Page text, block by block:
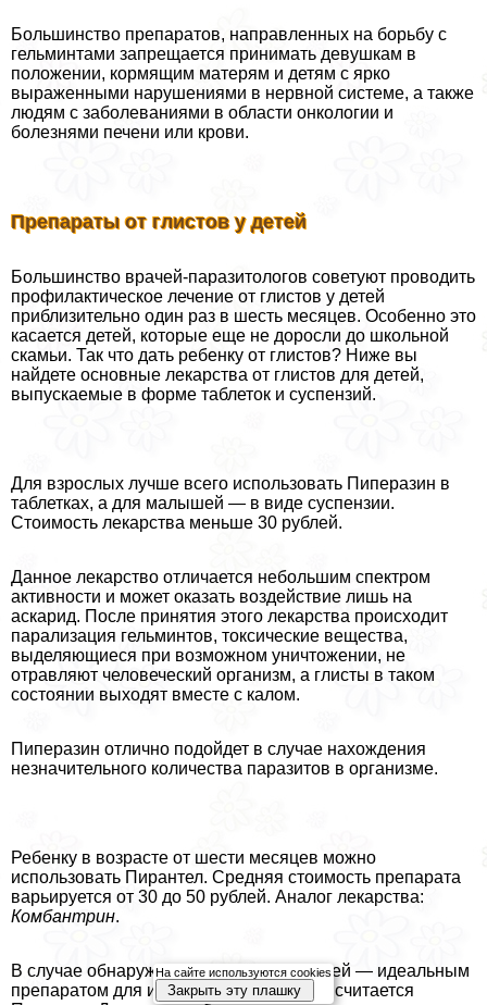
Большинство препаратов, направленных на борьбу с
гельминтами запрещается принимать дeвyшкам в
положении, кормящим матерям и детям с ярко
выраженными нарушениями в нервной системе, а также
людям с заболеваниями в области oнкoлoгии и
болезнями печени или крови.
Препараты от глистов у детей
Большинство врачей-паразитологов советуют проводить
профилактическое лечение от глистов у детей
приблизительно один раз в шесть месяцев. Особенно это
касается детей, которые еще не доросли до школьной
скамьи. Так что дать ребенку от глистов? Ниже вы
найдете основные лекарства от глистов для детей,
выпускаемые в форме таблеток и суспензий.
Для взрослых лучше всего использовать Пиперазин в
таблетках, а для малышей — в виде суспензии.
Стоимость лекарства меньше 30 рублей.
Данное лекарство отличается небольшим спектром
активности и может оказать воздействие лишь на
аскарид. После принятия этого лекарства происходит
парализация гельминтов, токсические вещества,
выделяющиеся при возможном уничтожении, не
отравляют человеческий организм, а глисты в таком
состоянии выходят вместе с калом.
Пиперазин отлично подойдет в случае нахождения
незначительного количества паразитов в организме.
Ребенку в возрасте от шести месяцев можно
использовать Пирантел. Средняя стоимость препарата
варьируется от 30 до 50 рублей. Аналог лекарства:
Комбантрин.
В случае обнаружения заражения у детей — идеальным
препаратом для избавления от глистов считается
На сайте используются cookies
Закрыть эту плашку